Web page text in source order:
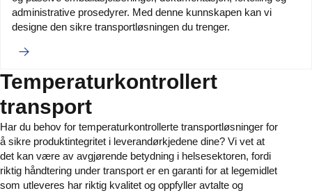
administrative prosedyrer. Med denne kunnskapen kan vi
designe den sikre transportløsningen du trenger.
Temperaturkontrollert
transport
Har du behov for temperaturkontrollerte transportløsninger for
å sikre produktintegritet i leverandørkjedene dine? Vi vet at
det kan være av avgjørende betydning i helsesektoren, fordi
riktig håndtering under transport er en garanti for at legemidlet
som utleveres har riktig kvalitet og oppfyller avtalte og